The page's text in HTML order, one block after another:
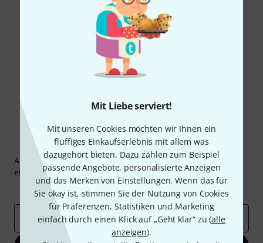
Mit Liebe serviert!
Mit unseren Cookies möchten wir Ihnen ein
fluffiges Einkaufserlebnis mit allem was
dazugehört bieten. Dazu zählen zum Beispiel
passende Angebote, personalisierte Anzeigen
und das Merken von Einstellungen. Wenn das für
Sie okay ist, stimmen Sie der Nutzung von Cookies
für Präferenzen, Statistiken und Marketing
einfach durch einen Klick auf „Geht klar“ zu (alle
anzeigen).
Gefällt Ihnen, was Sie sehen?
Teilen Hilfe & Feedback
Thomann Newsletter
Abonniere den Thomann Newsletter und gewinne mit
etwas Glück einen von50 Gutscheinenüber jeweils50€
Inspirierende Beiträge
Deals Thomann Insights
E-Mail-Adresse*